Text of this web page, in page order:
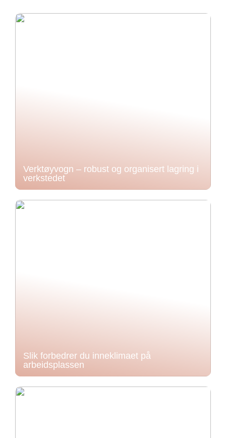
Verktøyvogn – robust og organisert lagring i
verkstedet
Slik forbedrer du inneklimaet på
arbeidsplassen